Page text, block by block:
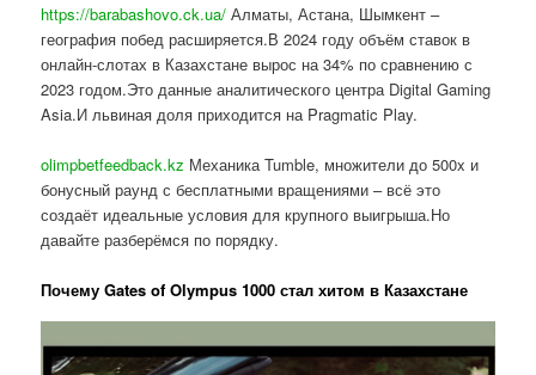
https://barabashovo.ck.ua/ Алматы, Астана, Шымкент –
география побед расширяется.В 2024 году объём ставок в
онлайн-слотах в Казахстане вырос на 34% по сравнению с
2023 годом.Это данные аналитического центра Digital Gaming
Asia.И львиная доля приходится на Pragmatic Play.
olimpbetfeedback.kz Механика Tumble, множители до 500x и
бонусный раунд с бесплатными вращениями – всё это
создаёт идеальные условия для крупного выигрыша.Но
давайте разберёмся по порядку.
Почему Gates of Olympus 1000 стал хитом в Казахстане